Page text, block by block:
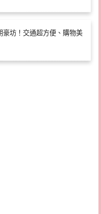
豪坊！交通超方便、購物美